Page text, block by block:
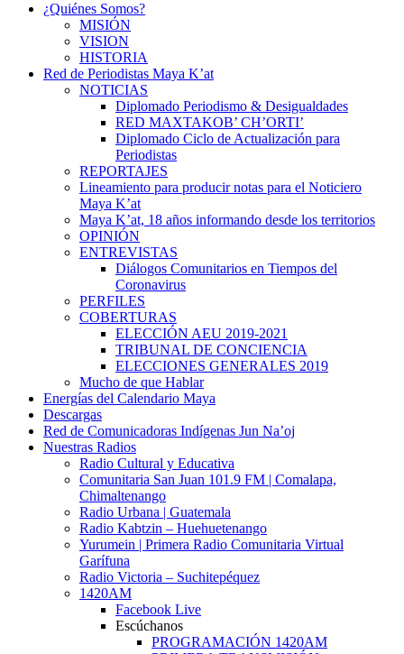
¿Quiénes Somos?
MISIÓN
VISION
HISTORIA
Red de Periodistas Maya K’at
NOTICIAS
Diplomado Periodismo & Desigualdades
RED MAXTAKOB’ CH’ORTI’
Diplomado Ciclo de Actualización para
Periodistas
REPORTAJES
Lineamiento para producir notas para el Noticiero
Maya K’at
Maya K’at, 18 años informando desde los territorios
OPINIÓN
ENTREVISTAS
Diálogos Comunitarios en Tiempos del
Coronavirus
PERFILES
COBERTURAS
ELECCIÓN AEU 2019-2021
TRIBUNAL DE CONCIENCIA
ELECCIONES GENERALES 2019
Mucho de que Hablar
Energías del Calendario Maya
Descargas
Red de Comunicadoras Indígenas Jun Na’oj
Nuestras Radios
Radio Cultural y Educativa
Comunitaria San Juan 101.9 FM | Comalapa,
Chimaltenango
Radio Urbana | Guatemala
Radio Kabtzin – Huehuetenango
Yurumein | Primera Radio Comunitaria Virtual
Garífuna
Radio Victoria – Suchitepéquez
1420AM
Facebook Live
Escúchanos
PROGRAMACIÓN 1420AM